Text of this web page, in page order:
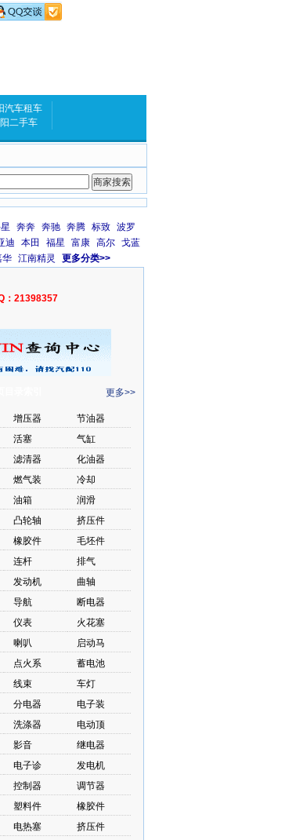
汽车租车
二手车
奔奔 奔驰 奔腾 标致 波罗
迪 本田 福星 富康 高尔 戈蓝
华 江南精灵 更多分类>>
：21398357
更多>>
增压器
节油器
活塞
气缸
滤清器
化油器
燃气装
冷却
油箱
润滑
凸轮轴
挤压件
橡胶件
毛坯件
连杆
排气
发动机
曲轴
导航
断电器
仪表
火花塞
喇叭
启动马
点火系
蓄电池
线束
车灯
分电器
电子装
洗涤器
电动顶
影音
继电器
电子诊
发电机
控制器
调节器
塑料件
橡胶件
电热塞
挤压件